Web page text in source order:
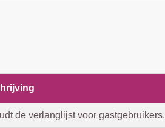
de verlanglijst voor gastgebruikers.